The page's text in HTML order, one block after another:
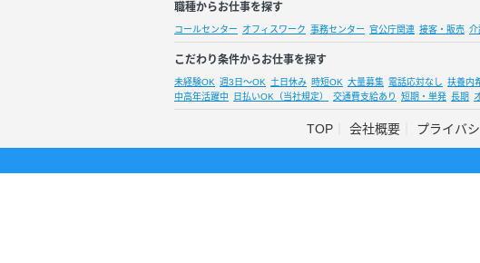
職種からお仕事を探す
コールセンター オフィスワーク 事務センター 官公庁関連 接客・販売 介
こだわり条件からお仕事を探す
未経験OK 週3日～OK 土日休み 時短OK 大量募集 電話応対なし 扶養内
中高年活躍中
日払いOK（当社規定） 交通費支給あり 短期・単発 長期
TOP 会社概要 プライバ